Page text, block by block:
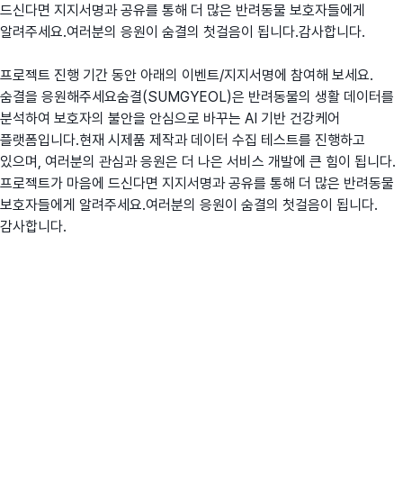
드신다면 지지서명과 공유를 통해 더 많은 반려동물 보호자들에게
알려주세요.여러분의 응원이 숨결의 첫걸음이 됩니다.감사합니다.
프로젝트 진행 기간 동안 아래의 이벤트/지지서명에 참여해 보세요.
숨결을 응원해주세요숨결(SUMGYEOL)은 반려동물의 생활 데이터를
분석하여 보호자의 불안을 안심으로 바꾸는 AI 기반 건강케어
플랫폼입니다.현재 시제품 제작과 데이터 수집 테스트를 진행하고
있으며, 여러분의 관심과 응원은 더 나은 서비스 개발에 큰 힘이 됩니다.
프로젝트가 마음에 드신다면 지지서명과 공유를 통해 더 많은 반려동물
보호자들에게 알려주세요.여러분의 응원이 숨결의 첫걸음이 됩니다.
감사합니다.